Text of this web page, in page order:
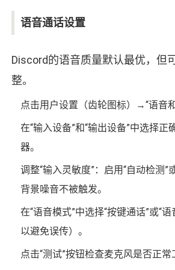
语音通话设置
Discord的语音质量默认最优，但
整。
点击用户设置（齿轮图标）→“语音和
在“输入设备”和“输出设备”中选择正
器。
调整“输入灵敏度”：启用“自动检测
背景噪音不被触发。
在“语音模式”中选择“按键通话”或“
以避免误传）。
点击“测试”按钮检查麦克风是否正常